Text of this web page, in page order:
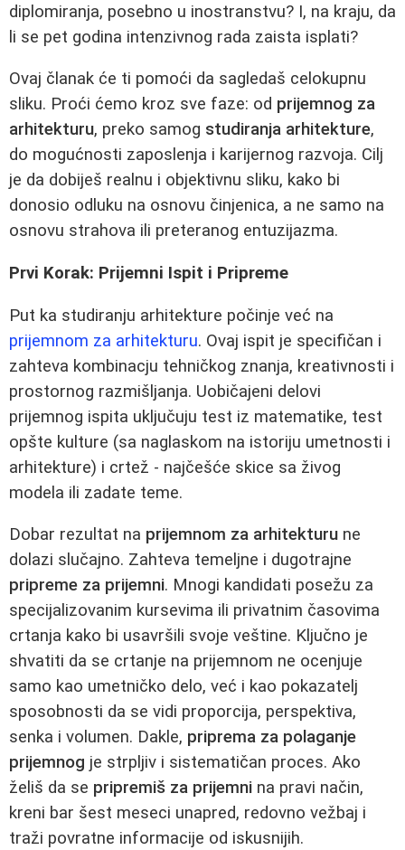
diplomiranja, posebno u inostranstvu? I, na kraju, da
li se pet godina intenzivnog rada zaista isplati?
Ovaj članak će ti pomoći da sagledaš celokupnu
sliku. Proći ćemo kroz sve faze: od prijemnog za
arhitekturu, preko samog studiranja arhitekture,
do mogućnosti zaposlenja i karijernog razvoja. Cilj
je da dobiješ realnu i objektivnu sliku, kako bi
donosio odluku na osnovu činjenica, a ne samo na
osnovu strahova ili preteranog entuzijazma.
Prvi Korak: Prijemni Ispit i Pripreme
Put ka studiranju arhitekture počinje već na
prijemnom za arhitekturu. Ovaj ispit je specifičan i
zahteva kombinacju tehničkog znanja, kreativnosti i
prostornog razmišljanja. Uobičajeni delovi
prijemnog ispita uključuju test iz matematike, test
opšte kulture (sa naglaskom na istoriju umetnosti i
arhitekture) i crtež - najčešće skice sa živog
modela ili zadate teme.
Dobar rezultat na prijemnom za arhitekturu ne
dolazi slučajno. Zahteva temeljne i dugotrajne
pripreme za prijemni. Mnogi kandidati posežu za
specijalizovanim kursevima ili privatnim časovima
crtanja kako bi usavršili svoje veštine. Ključno je
shvatiti da se crtanje na prijemnom ne ocenjuje
samo kao umetničko delo, već i kao pokazatelj
sposobnosti da se vidi proporcija, perspektiva,
senka i volumen. Dakle, priprema za polaganje
prijemnog je strpljiv i sistematičan proces. Ako
želiš da se pripremiš za prijemni na pravi način,
kreni bar šest meseci unapred, redovno vežbaj i
traži povratne informacije od iskusnijih.